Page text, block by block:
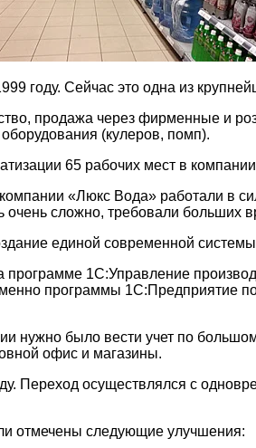
году. Сейчас это одна из
продажа через фирменные и
(кулеров, помп).
65 рабочих мест в
«Люкс Вода» работали в
очень сложно, требовали
единой современной
программе 1С:Управление
программы 1С:Предприятие
нужно было вести учет по
офис и магазины.
Переход осуществлялся с
отмечены следующие улучшения: